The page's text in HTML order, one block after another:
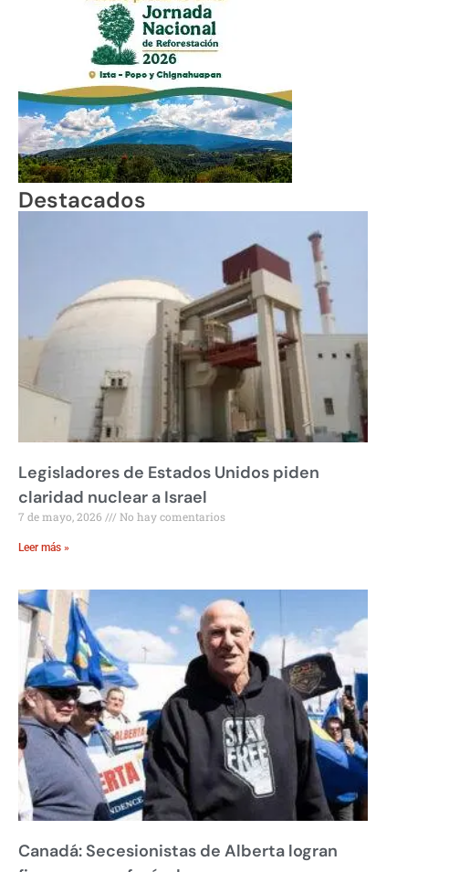
Destacados
Legisladores de Estados Unidos piden
claridad nuclear a Israel
7 de mayo, 2026 No hay comentarios
Leer más »
Canadá: Secesionistas de Alberta logran